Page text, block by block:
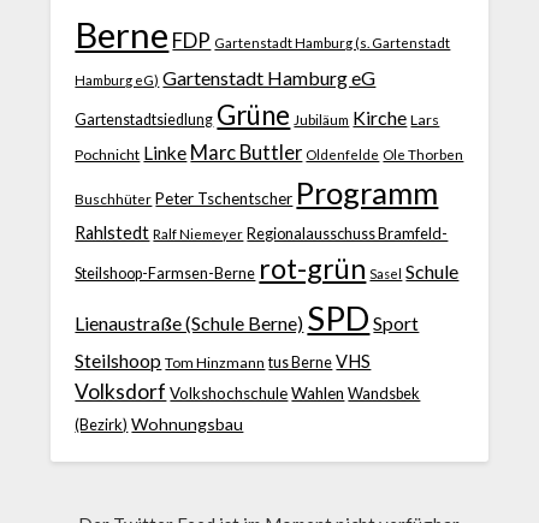
Berne FDP Gartenstadt Hamburg (s. Gartenstadt
Hamburg eG) Gartenstadt Hamburg eG
Gartenstadtsiedlung Grüne Jubiläum Kirche Lars
Pochnicht Linke Marc Buttler Oldenfelde Ole Thorben
Buschhüter Peter Tschentscher Programm
Rahlstedt Ralf Niemeyer Regionalausschuss Bramfeld-
Steilshoop-Farmsen-Berne rot-grün Sasel Schule
Lienaustraße (Schule Berne) SPD Sport
Steilshoop Tom Hinzmann tus Berne VHS
Volksdorf Volkshochschule Wahlen Wandsbek
(Bezirk) Wohnungsbau